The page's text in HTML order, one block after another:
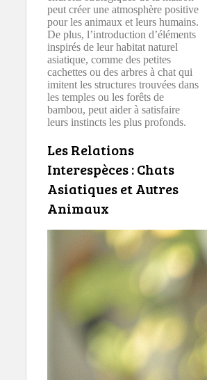
peut créer une atmosphère positive
pour les animaux et leurs humains.
De plus, l’introduction d’éléments
inspirés de leur habitat naturel
asiatique, comme des petites
cachettes ou des arbres à chat qui
imitent les structures trouvées dans
les temples ou les forêts de
bambou, peut aider à satisfaire
leurs instincts les plus profonds.
Les Relations
Interespèces : Chats
Asiatiques et Autres
Animaux